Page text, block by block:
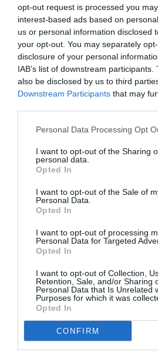
opt-out request is processed you
interest-based ads based on
us or personal information disclosed
your opt-out. You may separately
disclosure of your personal
IAB’s list of downstream
also be disclosed by us to third
Downstream Participants that may
Personal Data Processing Opt
I want to opt-out of the Sharing
personal data.
Opted In
I want to opt-out of the Sale of
Personal Data.
Opted In
I want to opt-out of processing
Personal Data for Targeted
Opted In
I want to opt-out of Collection,
Retention, Sale, and/or Sharing
Personal Data that Is Unrelated
Purposes for which it was
Opted In
CONFIRM
Tuttavia, il Mediterraneo si
spesso in una tomba
spezzate.La crisi dei
scomparsi nel
responsabilità di tutti i
organizzazioni
rispettoso dei diritti umani è
può essere ulteriormente
situazione, denuncia l’Unicef,
dall’assenza di politiche
un approccio condiviso alla
impedire che il Mediterraneo
teatro di tragedie umane su
bambino scomparso è un
comunità globale”, conclude
che dietro ogni numero c’è
e una storia.